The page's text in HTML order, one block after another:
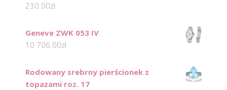
230.00zł
Geneve ZWK 053 IV
10 706.00zł
Rodowany srebrny pierścionek z
topazami roz. 17